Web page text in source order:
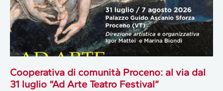
Cooperativa di comunità Proceno: al via dal
31 luglio “Ad Arte Teatro Festival”